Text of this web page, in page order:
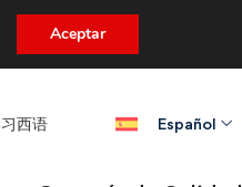
西语​ Español
Aceptar